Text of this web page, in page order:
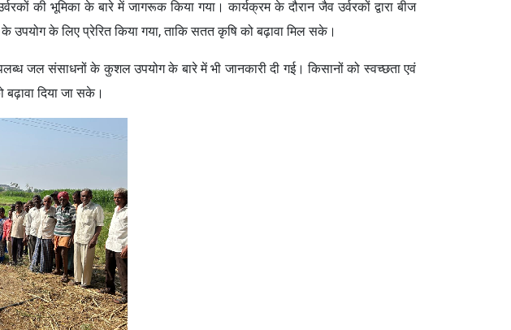
की भूमिका के बारे में जागरूक किया गया। कार्यक्रम के दौरान जैव उर्वरकों द्वारा बीज
उपयोग के लिए प्रेरित किया गया, ताकि सतत कृषि को बढ़ावा मिल सके।
जल संसाधनों के कुशल उपयोग के बारे में भी जानकारी दी गई। किसानों को स्वच्छता एवं
दिया जा सके।